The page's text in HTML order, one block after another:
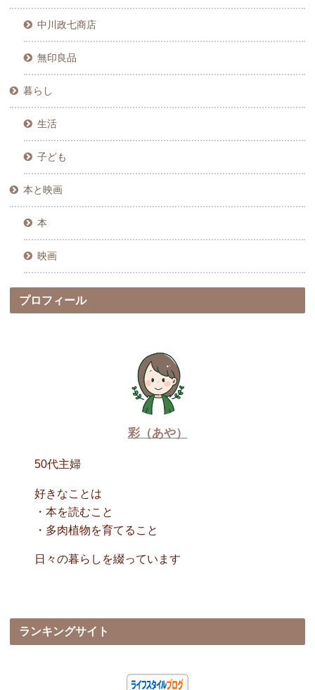
中川政七商店
無印良品
暮らし
生活
子ども
本と映画
本
映画
プロフィール
彩（あや）
50代主婦
好きなことは
・本を読むこと
・多肉植物を育てること
日々の暮らしを綴っています
ランキングサイト